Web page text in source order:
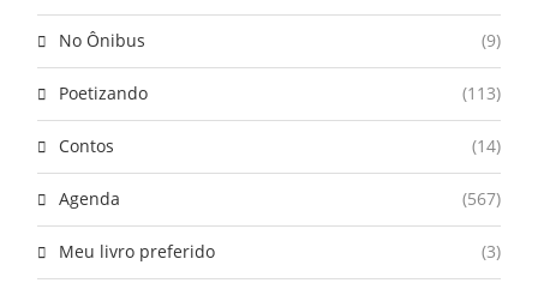
No Ônibus (9)
Poetizando (113)
Contos (14)
Agenda (567)
Meu livro preferido (3)